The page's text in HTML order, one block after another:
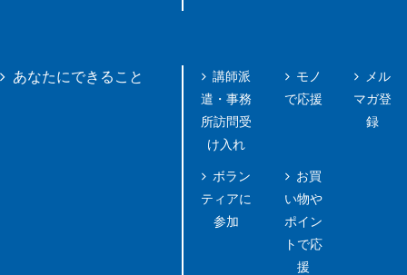
あなたにできること
講師派
遣・事務
所訪問受
け入れ
ボラン
ティアに
参加
モノ
で応援
お買
い物や
ポイン
トで応
援
メル
マガ登
録